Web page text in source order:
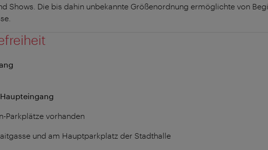
Shows. Die bis dahin unbekannte Größenordnung ermöglichte von
Parkplätze vorhanden
und am Hauptparkplatz der Stadthalle